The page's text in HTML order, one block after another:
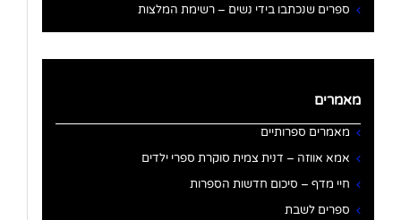
ספרים שנכתבו בידי נשים – רשימת המלצות
מאמרים
מאמרים ספרותיים
אמא אווזה – דנית צמית סוקרת ספרי ילדים
חיי מדף – סיכום חדשות הספרות
ספרים לשבת